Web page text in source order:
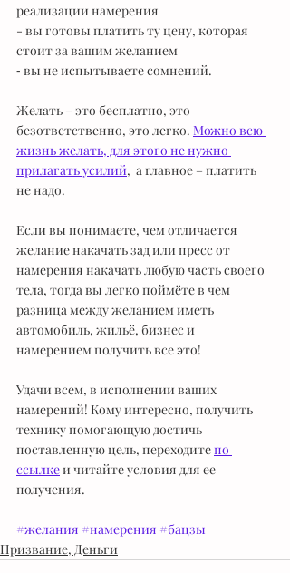
реализации намерения
- вы готовы платить ту цену, которая
стоит за вашим желанием
⁃ вы не испытываете сомнений.
Желать – это бесплатно, это
безответственно, это легко. Можно всю
жизнь желать, для этого не нужно
прилагать усилий,  а главное – платить
не надо.
Если вы понимаете, чем отличается
желание накачать зад или пресс от
намерения накачать любую часть своего
тела, тогда вы легко поймёте в чем
разница между желанием иметь
автомобиль, жильё, бизнес и
намерением получить все это!
Удачи всем, в исполнении ваших
намерений! Кому интересно, получить
технику помогающую достичь
поставленную цель, переходите по
ссылке и читайте условия для ее
получения.
#желания #намерения #бацзы
Призвание, Деньги